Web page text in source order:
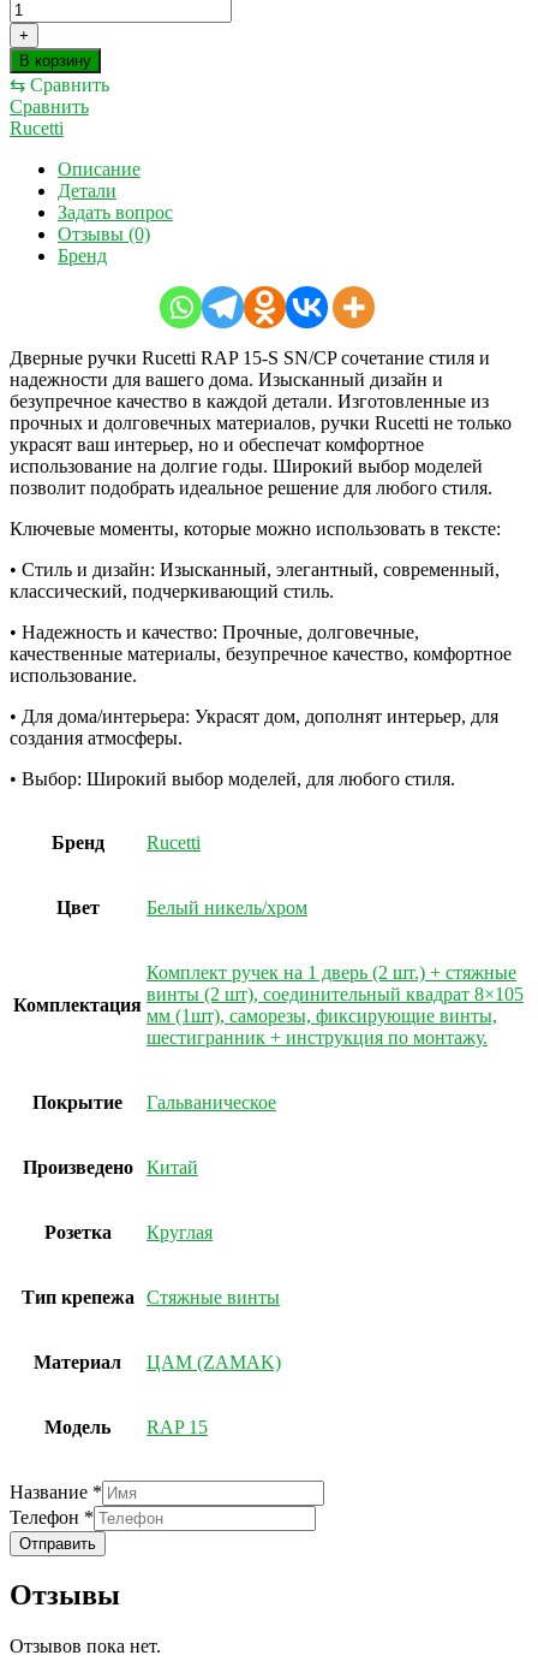
+
В корзину
⇆ Сравнить
Сравнить
Rucetti
Описание
Детали
Задать вопрос
Отзывы (0)
Бренд
Дверные ручки Rucetti RAP 15-S SN/CP сочетание стиля и
надежности для вашего дома. Изысканный дизайн и
безупречное качество в каждой детали. Изготовленные из
прочных и долговечных материалов, ручки Rucetti не только
украсят ваш интерьер, но и обеспечат комфортное
использование на долгие годы. Широкий выбор моделей
позволит подобрать идеальное решение для любого стиля.
Ключевые моменты, которые можно использовать в тексте:
• Стиль и дизайн: Изысканный, элегантный, современный,
классический, подчеркивающий стиль.
• Надежность и качество: Прочные, долговечные,
качественные материалы, безупречное качество, комфортное
использование.
• Для дома/интерьера: Украсят дом, дополнят интерьер, для
создания атмосферы.
• Выбор: Широкий выбор моделей, для любого стиля.
Бренд Rucetti
Цвет Белый никель/хром
Комплектация
Комплект ручек на 1 дверь (2 шт.) + стяжные
винты (2 шт), соединительный квадрат 8×105
мм (1шт), саморезы, фиксирующие винты,
шестигранник + инструкция по монтажу.
Покрытие Гальваническое
Произведено Китай
Розетка Круглая
Тип крепежа Стяжные винты
Материал ЦАМ (ZAMAK)
Модель RAP 15
Название *
Телефон
Название
Телефон *
Отправить
Отзывы
Отзывов пока нет.